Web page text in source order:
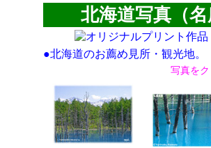
北海道写真（
●北海道のお薦め見所・観光地
写真を